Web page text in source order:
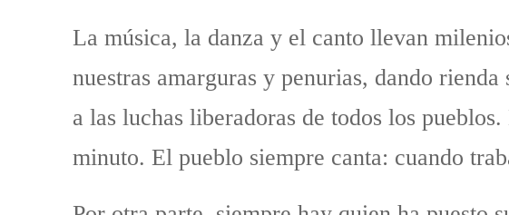
La música, la danza y el canto llevan
nuestras amarguras y penurias, dando
a las luchas liberadoras de todos los
minuto. El pueblo siempre canta: cuando